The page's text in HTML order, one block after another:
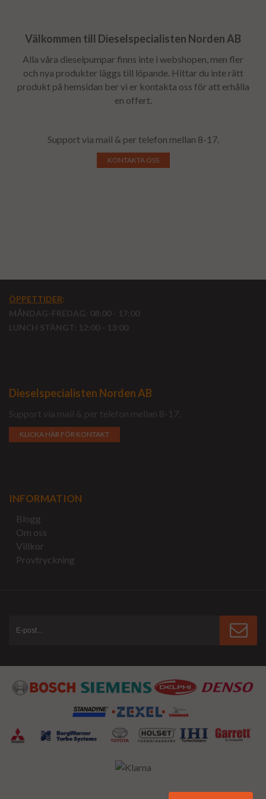
Välkommen till Dieselspecialisten Norden AB
Alla våra dieselpumpar finns inte i webshopen, men fler
och nya produkter läggs till löpande. Hittar du inte rätt
produkt på hemsidan ber vi er kontakta oss för att erhålla
en offert.
Support via mail & per telefon mellan 8-17.
KONTAKTA OSS
ÖPPETTIDER:
MÅNDAG-FREDAG: 08:00 - 17:00
LUNCH STÄNGT: 12:00 - 13:00
Dieselspecialisten Norden AB
Support via mail & per telefon mellan 8-17.
KLICKA HÄR FÖR KONTAKT
INFORMATION
Blogg
Om oss
Villkor
Provtryckning